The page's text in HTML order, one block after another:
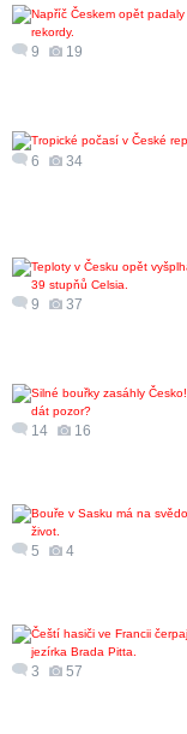
9 19
6 34
9 37
14 16
5 4
3 57